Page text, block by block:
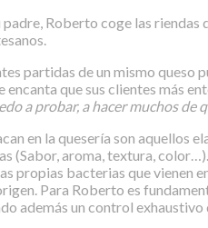
Roberto coge las
partidas de un mismo
que sus clientes más
a probar, a hacer muchos de
en la quesería son
aroma, textura,
propias bacterias que vienen
Para Roberto es
además un control